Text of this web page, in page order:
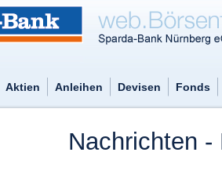
Aktien Anleihen Devisen Fonds
Nachrichten